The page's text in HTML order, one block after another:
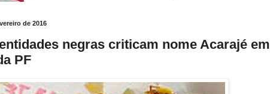
de 2016
negras criticam nome Acarajé em
PF